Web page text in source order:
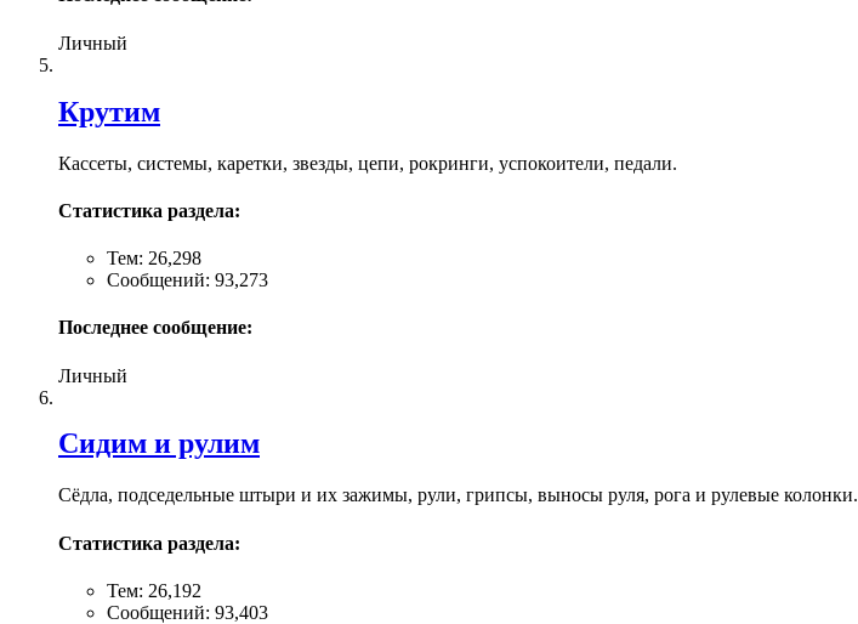
Личный
Крутим
Кассеты, системы, каретки, звезды, цепи, рокринги, успокоители, педали.
Статистика раздела:
Тем: 26,298
Сообщений: 93,273
Последнее сообщение:
Личный
Сидим и рулим
Сёдла, подседельные штыри и их зажимы, рули, грипсы, выносы руля, рога и рулевые колонки.
Статистика раздела:
Тем: 26,192
Сообщений: 93,403